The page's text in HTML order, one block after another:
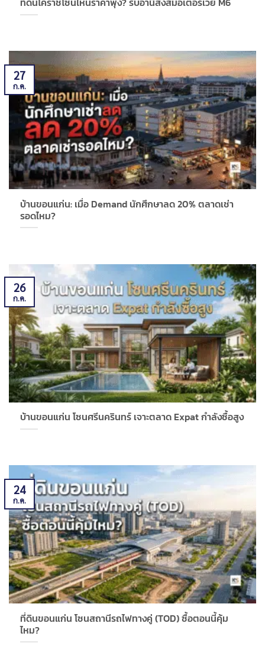
บ้านขอนแก่น: เมื่อ Demand นักศึกษาลด 20% ตลาดเช่า
รอดไหม?
27
ก.ค.
บ้านขอนแก่น โซนศรีนครินทร์ เจาะตลาด Expat กำลังซื้อสูง
26
ก.ค.
ที่ดินขอนแก่น โซนสถานีรถไฟทางคู่ (TOD) ซื้อตอนนี้คุ้ม
ไหม?
24
ก.ค.